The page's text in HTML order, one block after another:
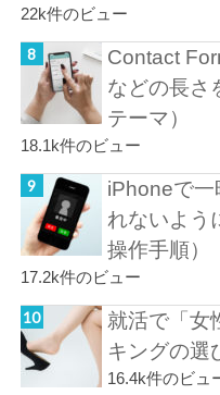
22k件のビュー
Contact
などの長さ
テーマ）
18.1k件のビュー
iPhoneで一
れないよう
操作手順）
17.2k件のビュー
就活で「女
キングの選
16.4k件のビュ